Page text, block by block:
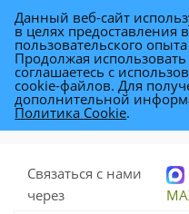
Диантус Микс 09/
Каталог - Растения -
Связаться с нами
через
Данный веб-сайт
в целях предоставления
пользовательского
Продолжая
соглашаетесь с
cookie-файлов. Для
дополнительной
Политика Cookie.